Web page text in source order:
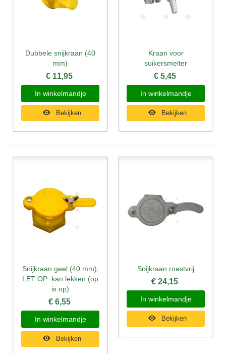
Dubbele snijkraan (40
mm)
€ 11,95
In winkelmandje
Bekijken
Kraan voor
suikersmelter
€ 5,45
In winkelmandje
Bekijken
Snijkraan geel (40 mm),
LET OP: kan lekken (op
is op)
€ 6,55
In winkelmandje
Bekijken
Snijkraan roestvrij
€ 24,15
In winkelmandje
Bekijken